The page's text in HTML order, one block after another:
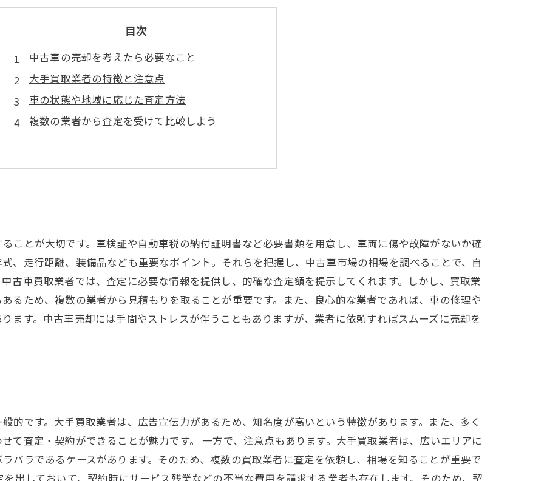
目次
中古車の売却を考えたら必要なこと
大手買取業者の特徴と注意点
車の状態や地域に応じた査定方法
複数の業者から査定を受けて比較しよう
ことが大切です。車検証や自動車税の納付証明書など必要書類を用意し、車両に傷や故障がないか確
、走行距離、装備品なども重要なポイント。それらを把握し、中古車市場の相場を調べることで、自
古車買取業者では、査定に必要な情報を提供し、的確な査定額を提示してくれます。しかし、買取業
るため、複数の業者から見積もりを取ることが重要です。また、良心的な業者であれば、車の修理や
ます。中古車売却には手間やストレスが伴うこともありますが、業者に依頼すればスムーズに売却を
的です。大手買取業者は、広告宣伝力があるため、知名度が高いという特徴があります。また、多く
て査定・契約ができることが魅力です。 一方で、注意点もあります。大手買取業者は、広いエリアに
バラであるケースがあります。そのため、複数の買取業者に査定を依頼し、相場を知ることが重要で
出しておいて、契約時にサービス残業などの不当な費用を請求する業者も存在します。そのため、契